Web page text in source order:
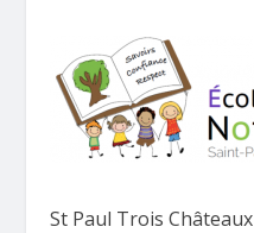
St Paul Trois Châteaux